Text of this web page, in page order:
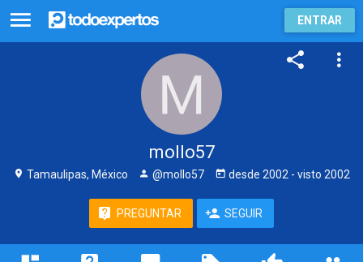
ENTRAR
mollo57
Tamaulipas, México @mollo57 desde 2002 - visto 2002
PREGUNTAR SEGUIR